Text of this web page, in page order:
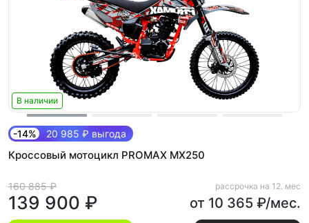
В наличии
-14% 20 985 ₽ выгода
Кроссовый мотоцикл PROMAX MX250
160 885 ₽
139 900 ₽
рассрочка на 12. мес
от 10 365 ₽/мес.